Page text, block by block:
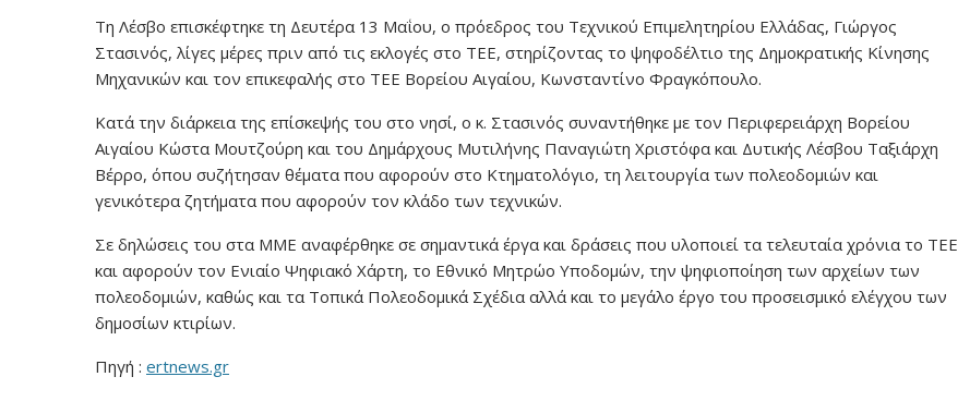
Τη Λέσβο επισκέφτηκε τη Δευτέρα 13 Μαΐου, ο πρόεδρος του Τεχνικού Επιμελητηρίου Ελλάδας, Γιώργος
Στασινός, λίγες μέρες πριν από τις εκλογές στο ΤΕΕ, στηρίζοντας το ψηφοδέλτιο της Δημοκρατικής Κίνησης
Μηχανικών και τον επικεφαλής στο ΤΕΕ Βορείου Αιγαίου, Κωνσταντίνο Φραγκόπουλο.
Κατά την διάρκεια της επίσκεψής του στο νησί, ο κ. Στασινός συναντήθηκε με τον Περιφερειάρχη Βορείου
Αιγαίου Κώστα Μουτζούρη και του Δημάρχους Μυτιλήνης Παναγιώτη Χριστόφα και Δυτικής Λέσβου Ταξιάρχη
Βέρρο, όπου συζήτησαν θέματα που αφορούν στο Κτηματολόγιο, τη λειτουργία των πολεοδομιών και
γενικότερα ζητήματα που αφορούν τον κλάδο των τεχνικών.
Σε δηλώσεις του στα ΜΜΕ αναφέρθηκε σε σημαντικά έργα και δράσεις που υλοποιεί τα τελευταία χρόνια το ΤΕΕ
και αφορούν τον Ενιαίο Ψηφιακό Χάρτη, το Εθνικό Μητρώο Υποδομών, την ψηφιοποίηση των αρχείων των
πολεοδομιών, καθώς και τα Τοπικά Πολεοδομικά Σχέδια αλλά και το μεγάλο έργο του προσεισμικό ελέγχου των
δημοσίων κτιρίων.
Πηγή : ertnews.gr